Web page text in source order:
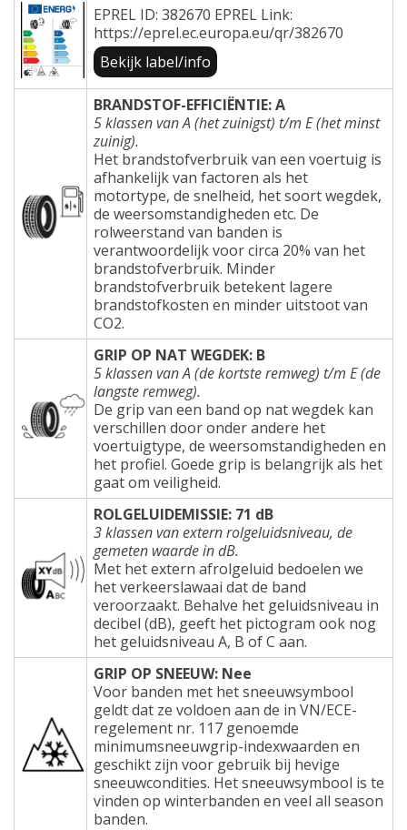
EPREL ID: 382670 EPREL Link:
https://eprel.ec.europa.eu/qr/382670
Bekijk label/info
BRANDSTOF-EFFICIËNTIE: A
5 klassen van A (het zuinigst) t/m E (het minst
zuinig).
Het brandstofverbruik van een voertuig is
afhankelijk van factoren als het
motortype, de snelheid, het soort wegdek,
de weersomstandigheden etc. De
rolweerstand van banden is
verantwoordelijk voor circa 20% van het
brandstofverbruik. Minder
brandstofverbruik betekent lagere
brandstofkosten en minder uitstoot van
CO2.
GRIP OP NAT WEGDEK: B
5 klassen van A (de kortste remweg) t/m E (de
langste remweg).
De grip van een band op nat wegdek kan
verschillen door onder andere het
voertuigtype, de weersomstandigheden en
het profiel. Goede grip is belangrijk als het
gaat om veiligheid.
ROLGELUIDEMISSIE: 71 dB
3 klassen van extern rolgeluidsniveau, de
gemeten waarde in dB.
Met het extern afrolgeluid bedoelen we
het verkeerslawaai dat de band
veroorzaakt. Behalve het geluidsniveau in
decibel (dB), geeft het pictogram ook nog
het geluidsniveau A, B of C aan.
GRIP OP SNEEUW: Nee
Voor banden met het sneeuwsymbool
geldt dat ze voldoen aan de in VN/ECE-
regelement nr. 117 genoemde
minimumsneeuwgrip-indexwaarden en
geschikt zijn voor gebruik bij hevige
sneeuwcondities. Het sneeuwsymbool is te
vinden op winterbanden en veel all season
banden.